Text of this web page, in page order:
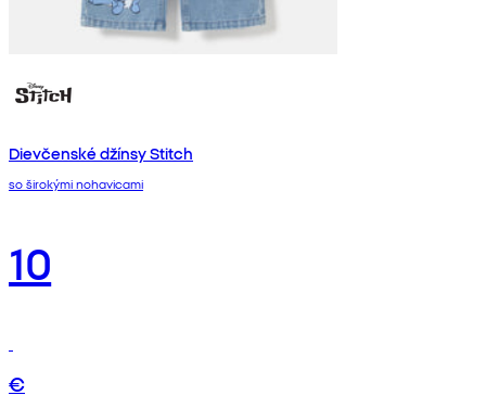
Dievčenské džínsy Stitch
so širokými nohavicami
10
€